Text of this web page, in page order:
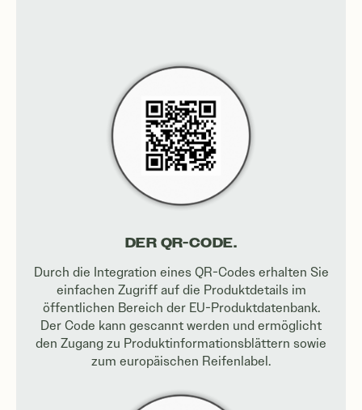
DER QR-CODE.
Durch die Integration eines QR-Codes erhalten Sie
einfachen Zugriff auf die Produktdetails im
öffentlichen Bereich der EU-Produktdatenbank.
Der Code kann gescannt werden und ermöglicht
den Zugang zu Produktinformationsblättern sowie
zum europäischen Reifenlabel.